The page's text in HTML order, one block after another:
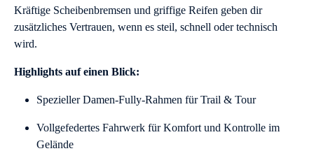
Kräftige Scheibenbremsen und griffige Reifen geben dir
zusätzliches Vertrauen, wenn es steil, schnell oder technisch
wird.
Highlights auf einen Blick:
Spezieller Damen-Fully-Rahmen für Trail & Tour
Vollgefedertes Fahrwerk für Komfort und Kontrolle im
Gelände